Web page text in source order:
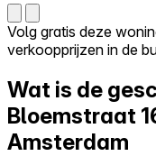
Zelf kopen
Reviews
Prijzen
Log in
Volg gratis deze
verkoopprijzen in de
Wat is de
Bloemstraat
Amsterdam